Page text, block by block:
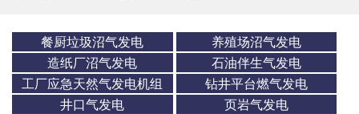
餐厨垃圾沼气发电
养殖场沼气发电
造纸厂沼气发电
石油伴生气发电
工厂应急天然气发电机组
钻井平台燃气发电
井口气发电
页岩气发电